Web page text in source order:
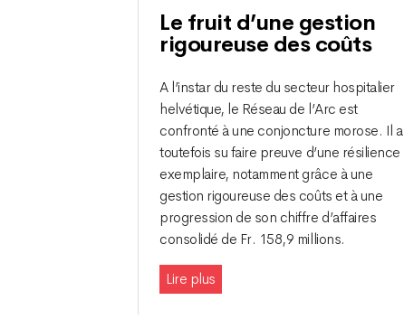
Le fruit d’une gestion
rigoureuse des coûts
A l’instar du reste du secteur hospitalier
helvétique, le Réseau de l’Arc est
confronté à une conjoncture morose. Il a
toutefois su faire preuve d’une résilience
exemplaire, notamment grâce à une
gestion rigoureuse des coûts et à une
progression de son chiffre d’affaires
consolidé de Fr. 158,9 millions.
Lire plus